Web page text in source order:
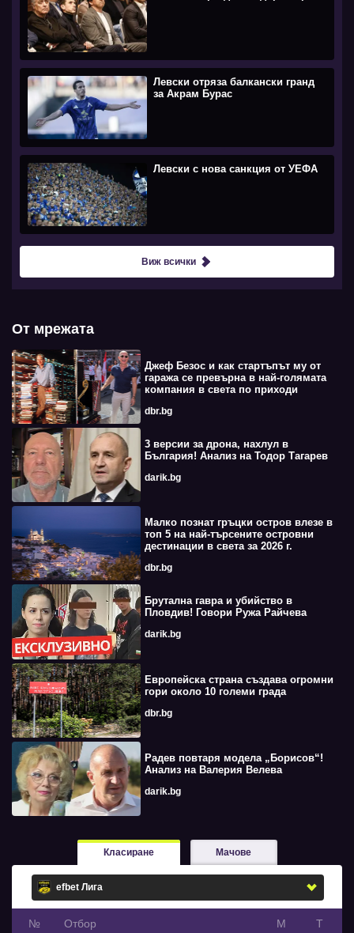
Левски отряза балкански гранд
за Акрам Бурас
Левски с нова санкция от УЕФА
Виж всички
От мрежата
Джеф Безос и как стартъпът му от
гаража се превърна в най-голямата
компания в света по приходи
dbr.bg
3 версии за дрона, нахлул в
България! Анализ на Тодор Тагарев
darik.bg
Малко познат гръцки остров влезе в
топ 5 на най-търсените островни
дестинации в света за 2026 г.
dbr.bg
Брутална гавра и убийство в
Пловдив! Говори Ружа Райчева
darik.bg
Европейска страна създава огромни
гори около 10 големи града
dbr.bg
Радев повтаря модела „Борисов“!
Анализ на Валерия Велева
darik.bg
Класиране Мачове
№ Oтбор М Т